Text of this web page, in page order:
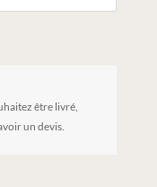
être livré,
un devis.